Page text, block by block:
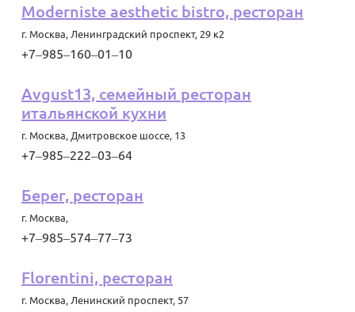
Moderniste aesthetic bistro, ресторан
г. Москва, Ленинградский проспект, 29 к2
+7‒985‒160‒01‒10
Avgust13, семейный ресторан
итальянской кухни
г. Москва, Дмитровское шоссе, 13
+7‒985‒222‒03‒64
Берег, ресторан
г. Москва,
+7‒985‒574‒77‒73
Florentini, ресторан
г. Москва, Ленинский проспект, 57